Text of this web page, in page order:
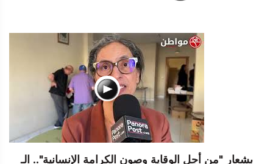
بشعار "من أجل الوقاية وصون الكرامة الإنسانية".. الـ